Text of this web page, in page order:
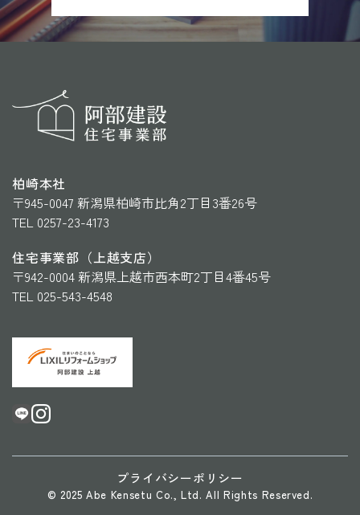
柏崎本社
〒945-0047 新潟県柏崎市比角2丁目3番26号
TEL 0257-23-4173
住宅事業部（上越支店）
〒942-0004 新潟県上越市西本町2丁目4番45号
TEL 025-543-4548
プライバシーポリシー
© 2025 Abe Kensetu Co., Ltd. All Rights Reserved.